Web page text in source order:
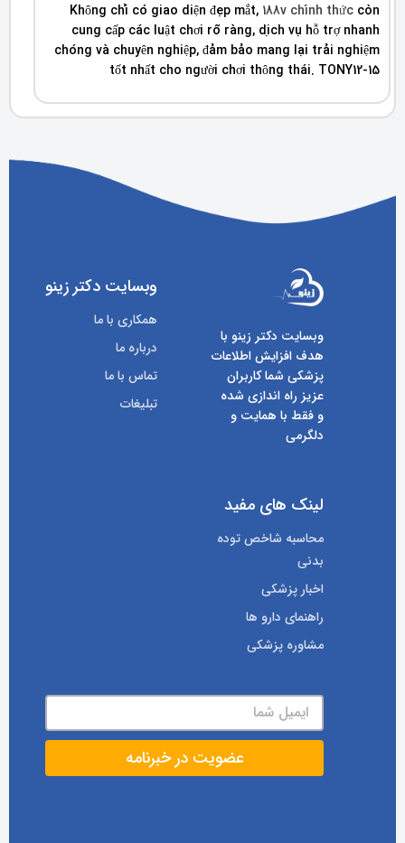
Không chỉ có giao diện đẹp mắt, 188v chính thức còn
cung cấp các luật chơi rõ ràng, dịch vụ hỗ trợ nhanh
chóng và chuyên nghiệp, đảm bảo mang lại trải nghiệm
tốt nhất cho người chơi thông thái. TONY12-15
وبسایت دکتر زینو با
هدف افزایش اطلاعات
پزشکی شما کاربران
عزیز راه اندازی شده
و فقط با همایت و
دلگرمی
وبسایت دکتر زینو
همکاری با ما
درباره ما
تماس با ما
تبلیغات
لینک های مفید
محاسبه شاخص توده
بدنی
اخبار پزشکی
راهنمای دارو ها
مشاوره پزشکی